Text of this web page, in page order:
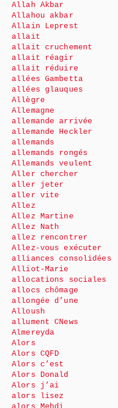
Allah Akbar
Allahou akbar
Allain Leprest
allait
allait cruchement
allait réagir
allait réduire
allées Gambetta
allées glauques
Allègre
Allemagne
allemande arrivée
allemande Heckler
allemands
allemands rongés
Allemands veulent
Aller chercher
aller jeter
aller vite
Allez
Allez Martine
Allez Nath
allez rencontrer
Allez-vous exécuter
alliances consolidées
Alliot-Marie
allocations sociales
allocs chômage
allongée d’une
Alloush
allument CNews
Almereyda
Alors
Alors CQFD
Alors c’est
Alors Donald
Alors j’ai
alors lisez